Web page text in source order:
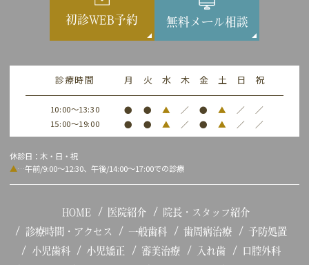
初診WEB予約 無料メール相談
診療時間 月 火 水 木 金 土 日 祝
10:00～13:30 ● ● ▲ ／ ● ▲ ／ ／
15:00～19:00 ● ● ▲ ／ ● ▲ ／ ／
休診日：木・日・祝
▲…午前/9:00～12:30、午後/14:00～17:00での診療
HOME 医院紹介
院長・スタッフ紹介
診療時間・アクセス
一般歯科 歯周病治療
予防処置
小児歯科
小児矯正 審美治療 入れ歯
口腔外科